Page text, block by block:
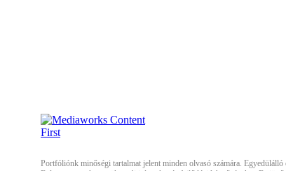
Portfóliónk minőségi tartalmat jelent minden olvasó számára. Egyedülálló